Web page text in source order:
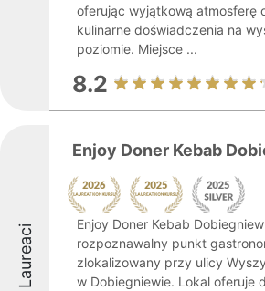
oferując wyjątkową atmosferę
kulinarne doświadczenia na
poziomie. Miejsce ...
8.2
Laureaci
Enjoy Doner Kebab
Enjoy Doner Kebab
rozpoznawalny punkt
zlokalizowany przy ulicy
w Dobiegniewie. Lokal oferuje